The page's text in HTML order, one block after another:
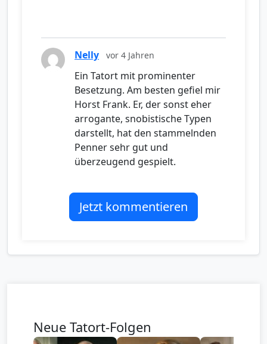
Nelly vor 4 Jahren
Ein Tatort mit prominenter
Besetzung. Am besten gefiel mir
Horst Frank. Er, der sonst eher
arrogante, snobistische Typen
darstellt, hat den stammelnden
Penner sehr gut und
überzeugend gespielt.
Jetzt kommentieren
Neue Tatort-Folgen